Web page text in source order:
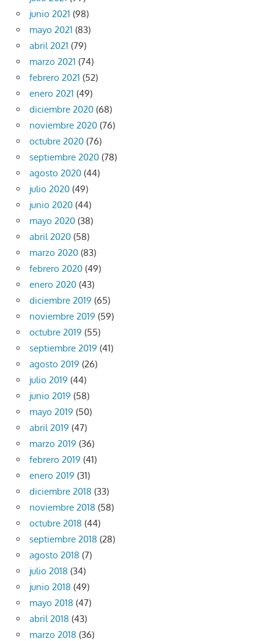
junio 2021 (98)
mayo 2021 (83)
abril 2021 (79)
marzo 2021 (74)
febrero 2021 (52)
enero 2021 (49)
diciembre 2020 (68)
noviembre 2020 (76)
octubre 2020 (76)
septiembre 2020 (78)
agosto 2020 (44)
julio 2020 (49)
junio 2020 (44)
mayo 2020 (38)
abril 2020 (58)
marzo 2020 (83)
febrero 2020 (49)
enero 2020 (43)
diciembre 2019 (65)
noviembre 2019 (59)
octubre 2019 (55)
septiembre 2019 (41)
agosto 2019 (26)
julio 2019 (44)
junio 2019 (58)
mayo 2019 (50)
abril 2019 (47)
marzo 2019 (36)
febrero 2019 (41)
enero 2019 (31)
diciembre 2018 (33)
noviembre 2018 (58)
octubre 2018 (44)
septiembre 2018 (28)
agosto 2018 (7)
julio 2018 (34)
junio 2018 (49)
mayo 2018 (47)
abril 2018 (43)
marzo 2018 (36)